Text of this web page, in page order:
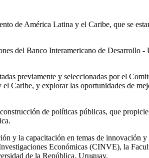
de América Latina y el Caribe, que se
del Banco Interamericano de Desarrollo
previamente y seleccionadas por el
Caribe, y explorar las oportunidades de
de políticas públicas, que
y la capacitación en temas de innovación y
Económicas (CINVE), la
de la República, Uruguay.